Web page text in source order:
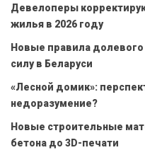
Девелоперы
жилья в 2026 году
Новые правила долевого
силу в Беларуси
«Лесной домик»:
недоразумение?
Новые строительные
бетона до 3D-печати